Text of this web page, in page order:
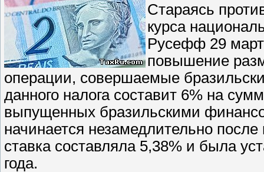
Стараясь
курса
Русефф 29
повышение
операции, совершаемые
данного налога составит 6% на
выпущенных бразильскими
начинается незамедлительно
ставка составляла 5,38% и была
года.